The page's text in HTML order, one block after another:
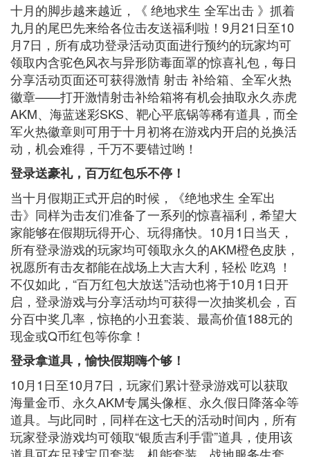
十月的脚步越来越近，《 绝地求生 全军出击 》抓着
九月的尾巴先来给各位击友送福利啦！9月21日至10
月7日，所有成功登录活动页面进行预约的玩家均可
领取内含驼色风衣与异形防毒面罩的惊喜礼包，每日
分享活动页面还可获得激情 射击 补给箱、全军火热
徽章——打开激情射击补给箱将有机会抽取永久赤虎
AKM、海蓝迷彩SKS、靶心平底锅等稀有道具，而全
军火热徽章则可用于十月初将在游戏内开启的兑换活
动，机会难得，千万不要错过哟！
登录送豪礼，百万红包乐不停！
当十月假期正式开启的时候，《绝地求生 全军出
击》同样为击友们准备了一系列的惊喜福利，希望大
家能够在假期玩得开心、玩得痛快。10月1日当天，
所有登录游戏的玩家均可领取永久的AKM橙色皮肤，
祝愿所有击友都能在战场上大吉大利，轻松 吃鸡 ！
不仅如此，“百万红包大放送”活动也将于10月1日开
启，登录游戏与分享活动均可获得一次抽奖机会，百
分百中奖几率，惊艳的小丑套装、最高价值188元的
现金或Q币红包等你拿！
登录拿道具，愉快假期嗨个够！
10月1日至10月7日，玩家们累计登录游戏可以获取
海量金币、永久AKM专属头像框、永久假日降落伞等
道具。与此同时，同样在这七天的活动时间内，所有
玩家登录游戏均可领取“银质吉利手雷”道具，使用该